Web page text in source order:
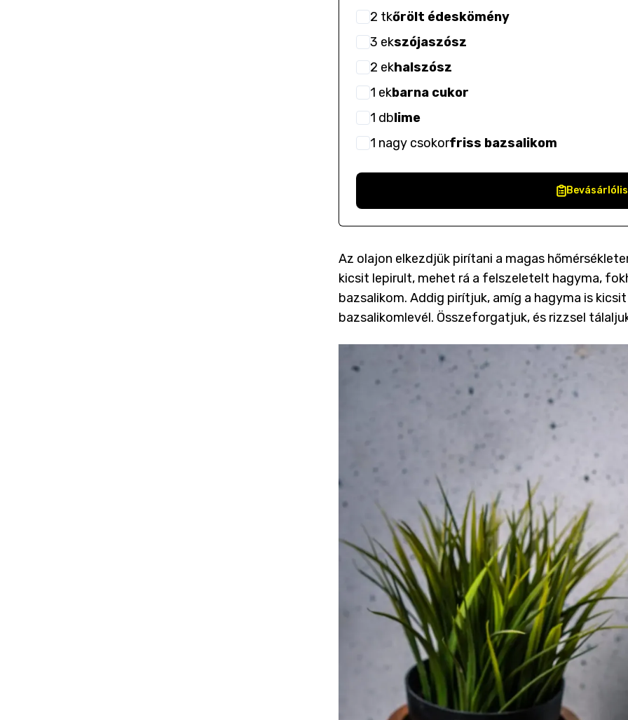
2 tkőrölt édeskömény
3 ekszójaszósz
2 ekhalszósz
1 ekbarna cukor
1 dblime
1 nagy csokorfriss bazsalikom
Az olajon elkezdjük pirítani a magas
kicsit lepirult, mehet rá a felszeletelt hagyma,
bazsalikom. Addig pirítjuk, amíg a hagyma is
bazsalikomlevél. Összeforgatjuk, és rizzsel